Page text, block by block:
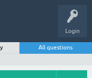
Login
All questions